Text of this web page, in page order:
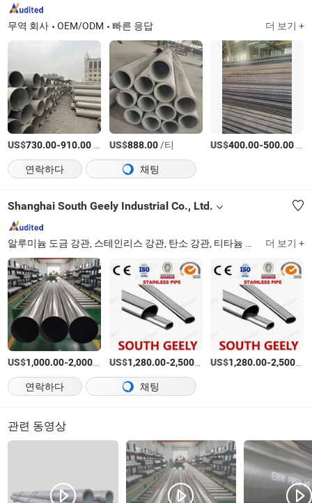
무역 회사 OEM/ODM 빠른 응답 더 보기 +
US$730.00-910.00 US$888.00/티 US$400.00-500.00
연락하다
채팅
Shanghai South Geely Industrial Co., Ltd.
알루미늄 도금 강관, 스테인리스 강관, 탄소 강관, 티타늄 관, 무접합 강관, 강 코일 더 보기 +
US$1,000.00-2,000.00 /티
US$1,280.00-2,500.00 /티
US$1,280.00-2,500.00
연락하다
채팅
관련 동영상